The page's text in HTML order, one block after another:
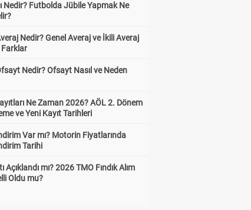
Nedir? Futbolda Jübile Yapmak Ne
Nedir? Genel Averaj ve İkili Averaj
Farklar
Nedir? Ofsayt Nasıl ve Neden
Ne Zaman 2026? AÖL 2. Dönem
ve Yeni Kayıt Tarihleri
Var mı? Motorin Fiyatlarında
Tarihi
Açıklandı mı? 2026 TMO Fındık Alım
Oldu mu?